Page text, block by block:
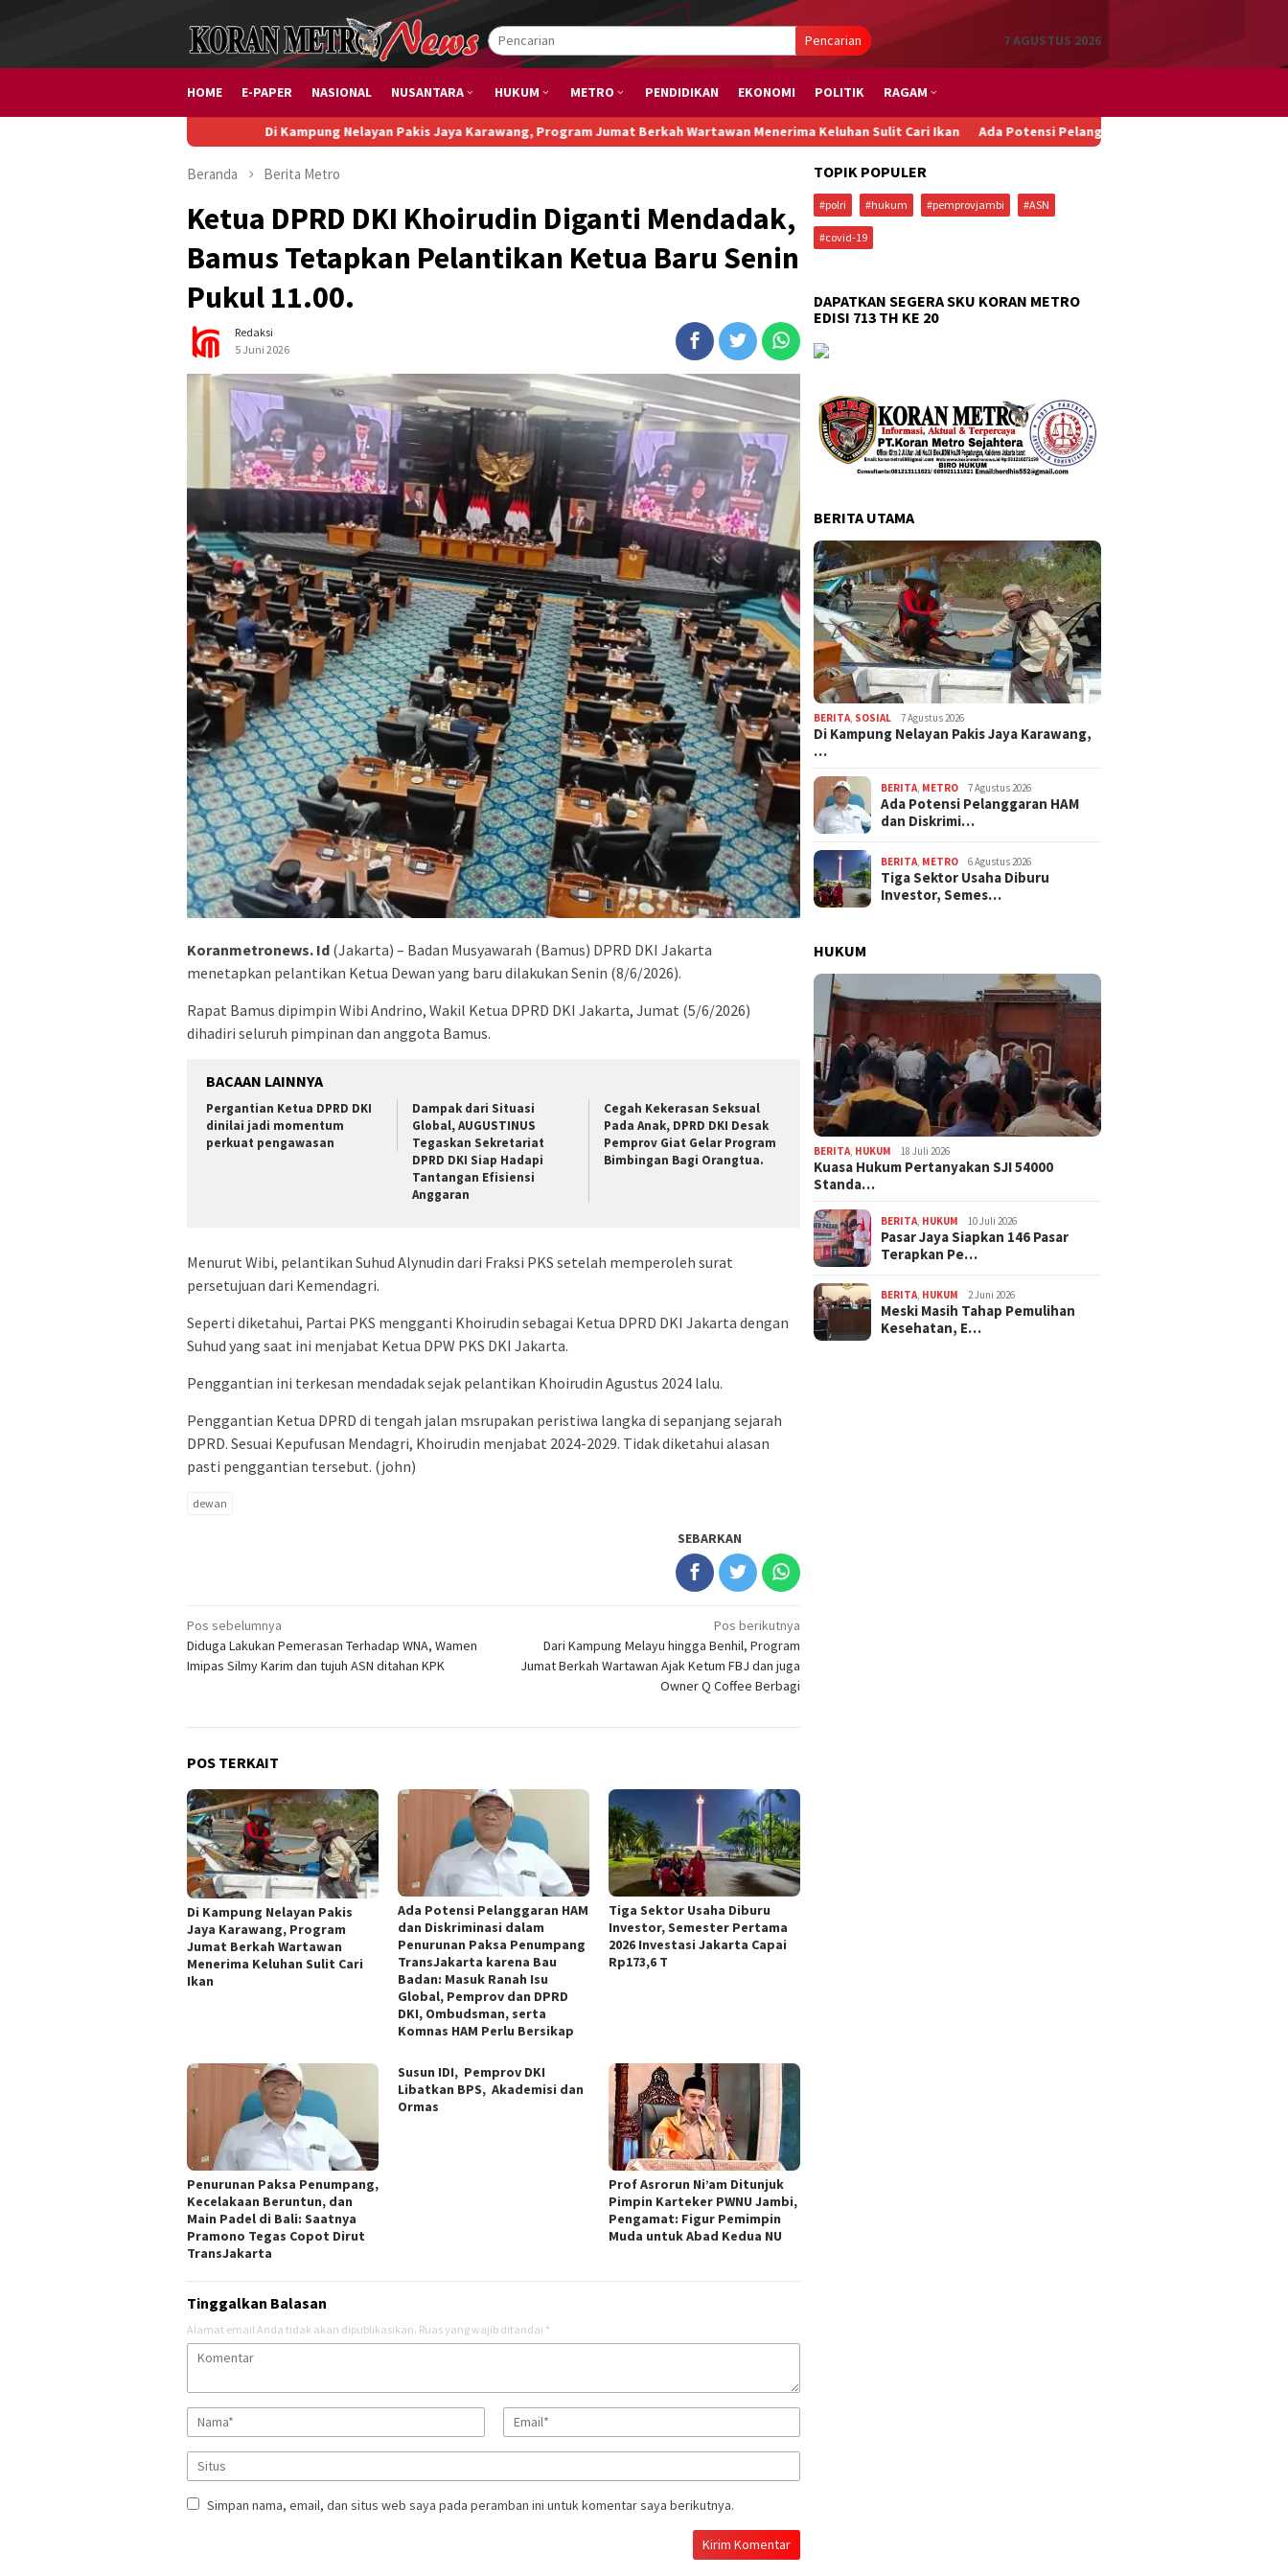
Pencarian 7 AGUSTUS 2026
HOME E-PAPER NASIONAL NUSANTARA HUKUM METRO PENDIDIKAN EKONOMI POLITIK RAGAM
Di Kampung Nelayan Pakis Jaya Karawang, Program Jumat Berkah Wartawan Menerima Keluhan Sulit Cari Ikan Ada Potensi Pelanggaran HAM dan Diskriminasi dalam
Beranda Berita Metro
Ketua DPRD DKI Khoirudin Diganti Mendadak,
Bamus Tetapkan Pelantikan Ketua Baru Senin
Pukul 11.00.
Redaksi
5 Juni 2026
Koranmetronews. Id (Jakarta) – Badan Musyawarah (Bamus) DPRD DKI Jakarta
menetapkan pelantikan Ketua Dewan yang baru dilakukan Senin (8/6/2026).
Rapat Bamus dipimpin Wibi Andrino, Wakil Ketua DPRD DKI Jakarta, Jumat (5/6/2026)
dihadiri seluruh pimpinan dan anggota Bamus.
BACAAN LAINNYA
Pergantian Ketua DPRD DKI
dinilai jadi momentum
perkuat pengawasan
Dampak dari Situasi
Global, AUGUSTINUS
Tegaskan Sekretariat
DPRD DKI Siap Hadapi
Tantangan Efisiensi
Anggaran
Cegah Kekerasan Seksual
Pada Anak, DPRD DKI Desak
Pemprov Giat Gelar Program
Bimbingan Bagi Orangtua.
Menurut Wibi, pelantikan Suhud Alynudin dari Fraksi PKS setelah memperoleh surat
persetujuan dari Kemendagri.
Seperti diketahui, Partai PKS mengganti Khoirudin sebagai Ketua DPRD DKI Jakarta dengan
Suhud yang saat ini menjabat Ketua DPW PKS DKI Jakarta.
Penggantian ini terkesan mendadak sejak pelantikan Khoirudin Agustus 2024 lalu.
Penggantian Ketua DPRD di tengah jalan msrupakan peristiwa langka di sepanjang sejarah
DPRD. Sesuai Kepufusan Mendagri, Khoirudin menjabat 2024-2029. Tidak diketahui alasan
pasti penggantian tersebut. (john)
dewan
SEBARKAN
Navigasi
pos
Pos sebelumnya
Diduga Lakukan Pemerasan Terhadap WNA, Wamen
Imipas Silmy Karim dan tujuh ASN ditahan KPK
Pos berikutnya
Dari Kampung Melayu hingga Benhil, Program
Jumat Berkah Wartawan Ajak Ketum FBJ dan juga
Owner Q Coffee Berbagi
POS TERKAIT
Di Kampung Nelayan Pakis
Jaya Karawang, Program
Jumat Berkah Wartawan
Menerima Keluhan Sulit Cari
Ikan
Ada Potensi Pelanggaran HAM
dan Diskriminasi dalam
Penurunan Paksa Penumpang
TransJakarta karena Bau
Badan: Masuk Ranah Isu
Global, Pemprov dan DPRD
DKI, Ombudsman, serta
Komnas HAM Perlu Bersikap
Tiga Sektor Usaha Diburu
Investor, Semester Pertama
2026 Investasi Jakarta Capai
Rp173,6 T
Penurunan Paksa Penumpang,
Kecelakaan Beruntun, dan
Main Padel di Bali: Saatnya
Pramono Tegas Copot Dirut
TransJakarta
Susun IDI, Pemprov DKI
Libatkan BPS, Akademisi dan
Ormas
Prof Asrorun Ni’am Ditunjuk
Pimpin Karteker PWNU Jambi,
Pengamat: Figur Pemimpin
Muda untuk Abad Kedua NU
Tinggalkan Balasan
Alamat email Anda tidak akan dipublikasikan. Ruas yang wajib ditandai *
Simpan nama, email, dan situs web saya pada peramban ini untuk komentar saya berikutnya.
TOPIK POPULER
#polri #hukum #pemprovjambi #ASN
#covid-19
DAPATKAN SEGERA SKU KORAN METRO
EDISI 713 TH KE 20
BERITA UTAMA
BERITA, SOSIAL 7 Agustus 2026
Di Kampung Nelayan Pakis Jaya Karawang,
…
BERITA, METRO 7 Agustus 2026
Ada Potensi Pelanggaran HAM
dan Diskrimi…
BERITA, METRO 6 Agustus 2026
Tiga Sektor Usaha Diburu
Investor, Semes…
HUKUM
BERITA HUKUM 18 Juli 2026
Kuasa Hukum Pertanyakan SJI 54000
Standa…
BERITA HUKUM 10 Juli 2026
Pasar Jaya Siapkan 146 Pasar
Terapkan Pe…
BERITA HUKUM 2 Juni 2026
Meski Masih Tahap Pemulihan
Kesehatan, E…